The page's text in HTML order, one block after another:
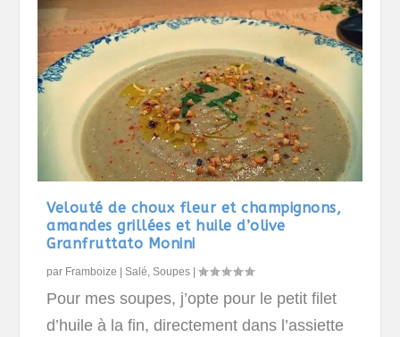
Velouté de choux fleur et champignons,
amandes grillées et huile d’olive
Granfruttato Monini
par Framboize |Salé,Soupes |
Pour mes soupes, j’opte pour le petit filet
d’huile à la fin, directement dans l’assiette